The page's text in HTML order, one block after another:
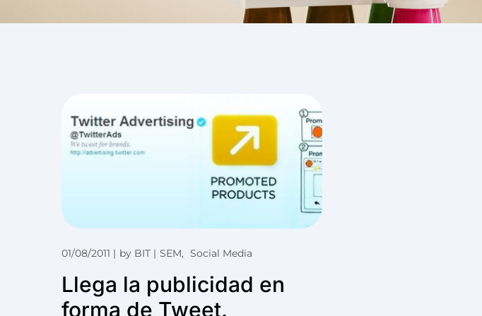
01/08/2011 by BIT SEM Social Media
Llega la publicidad en
forma de Tweet.